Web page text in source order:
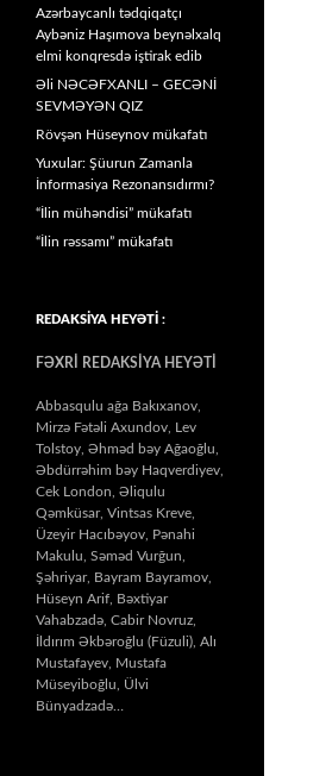
Azərbaycanlı tədqiqatçı
Aybəniz Haşımova beynəlxalq
elmi konqresdə iştirak edib
Əli NƏCƏFXANLI – GECƏNİ
SEVMƏYƏN QIZ
Rövşən Hüseynov mükafatı
Yuxular: Şüurun Zamanla
İnformasiya Rezonansıdırmı?
“İlin mühəndisi” mükafatı
“İlin rəssamı” mükafatı
REDAKSİYA HEYƏTİ :
FƏXRİ REDAKSİYA HEYƏTİ
Abbasqulu ağa Bakıxanov,
Mirzə Fətəli Axundov, Lev
Tolstoy, Əhməd bəy Ağaoğlu,
Əbdürrəhim bəy Haqverdiyev,
Cek London, Əliqulu
Qəmküsar, Vintsas Kreve,
Üzeyir Hacıbəyov, Pənahi
Makulu, Səməd Vurğun,
Şəhriyar, Bayram Bayramov,
Hüseyn Arif, Bəxtiyar
Vahabzadə, Cabir Novruz,
İldırım Əkbəroğlu (Füzuli), Alı
Mustafayev, Mustafa
Müseyiboğlu, Ülvi
Bünyadzadə…